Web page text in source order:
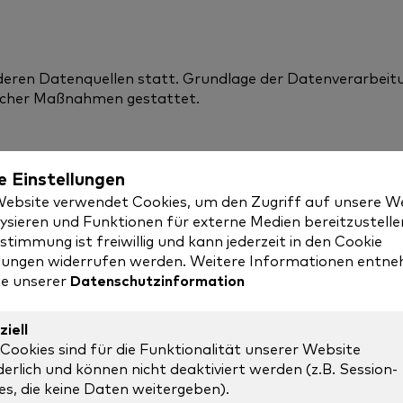
Datenquellen statt. Grundlage der
Maßnahmen gestattet.
die Ihr Webbrowser auf Ihrem Endgerät
nach Ende Ihrer Browser-Sitzung von selbst
uns, Sie bei Rückkehr auf
Cookies überwachen, einschränken oder
werden. Die Deaktivierung von Cookies
zur Folge haben.
Einstellungen
verwendet Cookies, um den Zugriff auf unsere
und Funktionen für externe Medien
ist freiwillig und kann jederzeit in den Cookie
widerrufen werden. Weitere Informationen
unserer Datenschutzinformation
Cookies sind für die Funktionalität unserer Website
und können nicht deaktiviert werden (z.B. Session-
die keine Daten weitergeben).